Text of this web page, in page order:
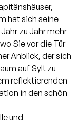
hat sich seine
zu Jahr mehr
Sie vor die Tür
Anblick, der sich
auf Sylt zu
reflektierenden
in den schön
und